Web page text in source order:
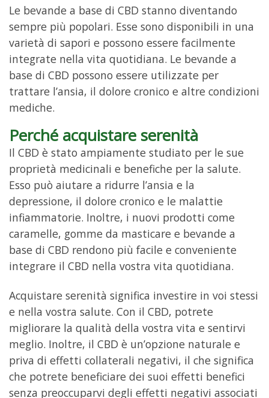
Le bevande a base di CBD stanno diventando
sempre più popolari. Esse sono disponibili in una
varietà di sapori e possono essere facilmente
integrate nella vita quotidiana. Le bevande a
base di CBD possono essere utilizzate per
trattare l’ansia, il dolore cronico e altre condizioni
mediche.
Perché acquistare serenità
Il CBD è stato ampiamente studiato per le sue
proprietà medicinali e benefiche per la salute.
Esso può aiutare a ridurre l’ansia e la
depressione, il dolore cronico e le malattie
infiammatorie. Inoltre, i nuovi prodotti come
caramelle, gomme da masticare e bevande a
base di CBD rendono più facile e conveniente
integrare il CBD nella vostra vita quotidiana.
Acquistare serenità significa investire in voi stessi
e nella vostra salute. Con il CBD, potrete
migliorare la qualità della vostra vita e sentirvi
meglio. Inoltre, il CBD è un’opzione naturale e
priva di effetti collaterali negativi, il che significa
che potrete beneficiare dei suoi effetti benefici
senza preoccuparvi degli effetti negativi associati